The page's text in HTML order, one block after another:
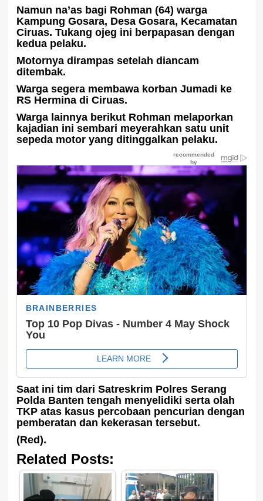
Namun na’as bagi Rohman (64) warga
Kampung Gosara, Desa Gosara, Kecamatan
Ciruas. Tukang ojeg ini berpapasan dengan
kedua pelaku.
Motornya dirampas setelah diancam
ditembak.
Warga segera membawa korban Jumadi ke
RS Hermina di Ciruas.
Warga lainnya berikut Rohman melaporkan
kajadian ini sembari meyerahkan satu unit
sepeda motor yang ditinggalkan pelaku.
Saat ini tim dari Satreskrim Polres Serang
Polda Banten tengah menyelidiki serta olah
TKP atas kasus percobaan pencurian dengan
pemberatan dan kekerasan tersebut.
(Red).
Related Posts: